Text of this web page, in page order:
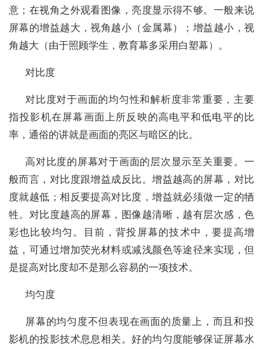
意；在视角之外观看图像，亮度显示得不够。一般来说
屏幕的增益越大，视角越小（金属幕）；增益越小，视
角越大（由于照顾学生，教育幕多采用白塑幕）。
对比度
对比度对于画面的均匀性和解析度非常重要，主要
指投影机在屏幕画面上所反映的高电平和低电平的比
率，通俗的讲就是画面的亮区与暗区的比。
高对比度的屏幕对于画面的层次显示至关重要。一
般而言，对比度跟增益成反比。增益越高的屏幕，对比
度就越低；相反要提高对比度，增益就必须做一定的牺
牲。对比度越高的屏幕，图像越清晰，越有层次感，色
彩也比较均匀。目前，背投屏幕的技术中，要提高增
益，可通过增加荧光材料或减浅颜色等途径来实现，但
是提高对比度却不是那么容易的一项技术。
均匀度
屏幕的均匀度不但表现在画面的质量上，而且和投
影机的投影技术息息相关。好的均匀度能够保证屏幕水